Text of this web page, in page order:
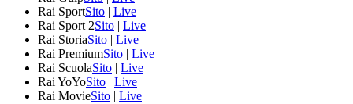
Rai SportSito | Live
Rai Sport 2Sito | Live
Rai StoriaSito | Live
Rai PremiumSito | Live
Rai ScuolaSito | Live
Rai YoYoSito | Live
Rai MovieSito | Live